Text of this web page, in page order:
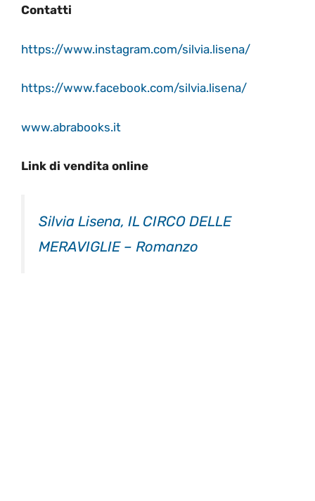
Contatti
https://www.instagram.com/silvia.lisena/
https://www.facebook.com/silvia.lisena/
www.abrabooks.it
Link di vendita online
Silvia Lisena, IL CIRCO DELLE
MERAVIGLIE – Romanzo